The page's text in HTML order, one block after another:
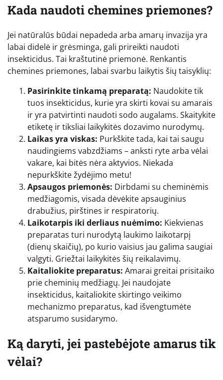
Kada naudoti chemines priemones?
Jei natūralūs būdai nepadeda arba amarų invazija yra
labai didelė ir grėsminga, gali prireikti naudoti
insekticidus. Tai kraštutinė priemonė. Renkantis
chemines priemones, labai svarbu laikytis šių taisyklių:
Pasirinkite tinkamą preparatą: Naudokite tik
tuos insekticidus, kurie yra skirti kovai su amarais
ir yra patvirtinti naudoti sodo augalams. Skaitykite
etiketę ir tiksliai laikykitės dozavimo nurodymų.
Laikas yra viskas: Purkškite tada, kai tai saugu
naudingiems vabzdžiams – anksti ryte arba vėlai
vakare, kai bitės nėra aktyvios. Niekada
nepurkškite žydėjimo metu!
Apsaugos priemonės: Dirbdami su cheminėmis
medžiagomis, visada dėvėkite apsauginius
drabužius, pirštines ir respiratorių.
Laikotarpis iki derliaus nuėmimo: Kiekvienas
preparatas turi nurodytą laukimo laikotarpį
(dienų skaičių), po kurio vaisius jau galima saugiai
valgyti. Griežtai laikykitės šių reikalavimų.
Kaitaliokite preparatus: Amarai greitai prisitaiko
prie cheminių medžiagų. Jei naudojate
insekticidus, kaitaliokite skirtingo veikimo
mechanizmo preparatus, kad išvengtumėte
atsparumo susidarymo.
Ką daryti, jei pastebėjote amarus tik
vėlai?